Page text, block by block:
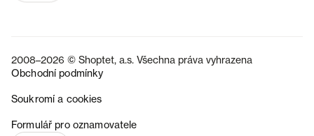
2008–2026 © Shoptet, a.s. Všechna práva vyhrazena
Obchodní podmínky
Soukromí a cookies
Formulář pro oznamovatele